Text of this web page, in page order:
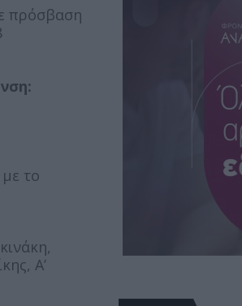
πρόσβαση
το
Α’